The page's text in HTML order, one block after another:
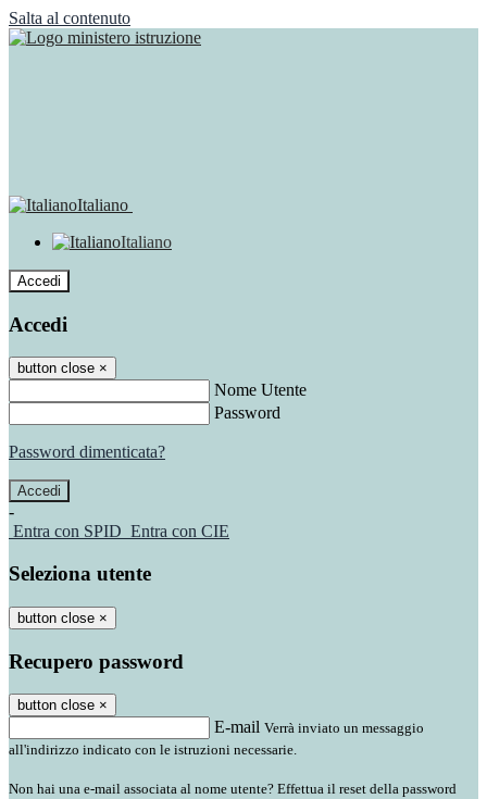
Salta al contenuto
Italiano
Italiano
Accedi
Accedi
button close ×
Nome Utente
Password
Password dimenticata?
-
Entra con SPID Entra con CIE
Seleziona utente
button close ×
Recupero password
button close ×
E-mail Verrà inviato un messaggio
all'indirizzo indicato con le istruzioni necessarie.
Non hai una e-mail associata al nome utente? Effettua il reset della password